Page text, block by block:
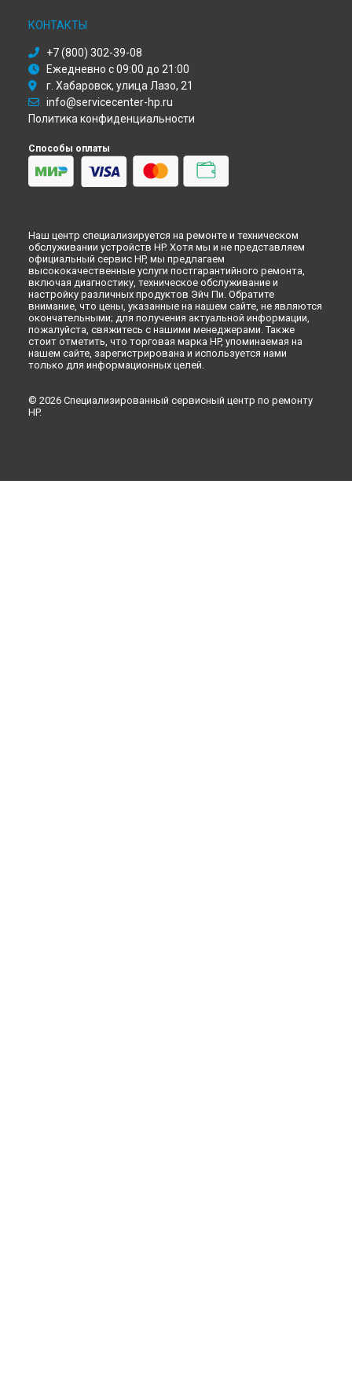
Ремонт сервера HPE ProLiant MicroServer Gen10 Plus HP в
Ремонт сервера HPE ProLiant MicroServer Gen10 Plus HP в
Тюмени
Ремонт сервера HPE ProLiant MicroServer Gen10 Plus HP в
Иркутске
Ремонт сервера HPE ProLiant MicroServer Gen10 Plus HP в
Ремонт сервера HPE ProLiant MicroServer Gen10 Plus HP в
Ремонт сервера HPE ProLiant MicroServer Gen10 Plus HP в
Ремонт сервера HPE ProLiant MicroServer Gen10 Plus HP в
Ульяновске
Ремонт сервера HPE ProLiant MicroServer Gen10 Plus HP в
Кирове
Ремонт сервера HPE ProLiant MicroServer Gen10 Plus HP в
Москве
Ремонт сервера HPE ProLiant MicroServer Gen10 Plus HP в
Санкт-Петербурге
КОНТАКТЫ
+7 (800) 302-39-08
Ежедневно с 09:00 до 21:00
г. Хабаровск, улица Лазо, 21
info@servicecenter-hp.ru
Политика конфиденциальности
Способы оплаты
Наш центр специализируется на ремонте и техническом
обслуживании устройств HP. Хотя мы и не представляем
официальный сервис HP, мы предлагаем
высококачественные услуги постгарантийного ремонта,
включая диагностику, техническое обслуживание и
настройку различных продуктов Эйч Пи. Обратите
внимание, что цены, указанные на нашем сайте, не являются
окончательными; для получения актуальной информации,
пожалуйста, свяжитесь с нашими менеджерами. Также
стоит отметить, что торговая марка HP, упоминаемая на
нашем сайте, зарегистрирована и используется нами
только для информационных целей.
© 2026 Специализированный сервисный центр по ремонту
HP.